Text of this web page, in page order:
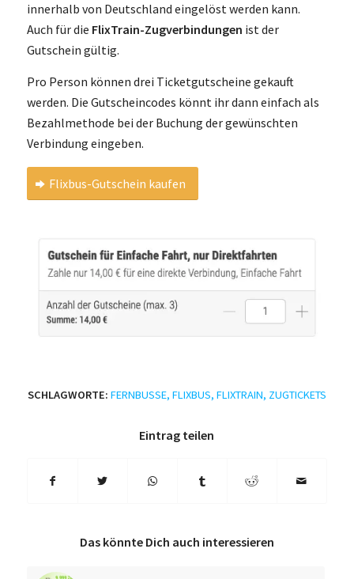
innerhalb von Deutschland eingelöst werden kann.
Auch für die FlixTrain-Zugverbindungen ist der
Gutschein gültig.
Pro Person können drei Ticketgutscheine gekauft
werden. Die Gutscheincodes könnt ihr dann einfach als
Bezahlmethode bei der Buchung der gewünschten
Verbindung eingeben.
Flixbus-Gutschein kaufen
SCHLAGWORTE: FERNBUSSE, FLIXBUS, FLIXTRAIN, ZUGTICKETS
Eintrag teilen
Das könnte Dich auch interessieren